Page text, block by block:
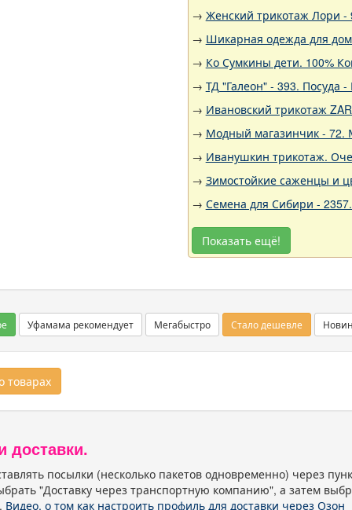
→ Женский трикотаж Лори
→ Шикарная одежда для
→ Ко Сумкины дети. 100%
→ ТД "Галеон" - 393. Посуда
→ Ивановский трикотаж
→ Модный магазинчик - 72.
→ Иванушкин трикотаж.
→ Зимостойкие саженцы и
→ Семена для Сибири -
Показать ещё!
Уфамама рекомендует Мегабыстро Стало дешевле
доставки.
посылки (несколько пакетов одновременно) через
"Доставку через транспортную компанию", а затем
. Видео, о том как настроить профиль для доставки через Озон